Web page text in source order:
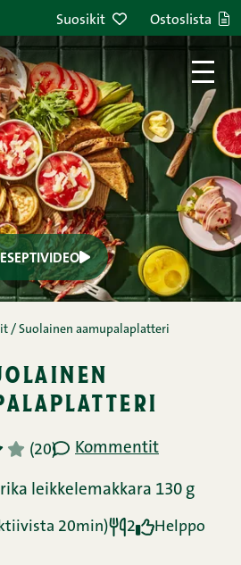
Suosikit Ostoslista
/ Suolainen aamupalaplatteri
5 (20) Kommentit
leikkelemakkara 130 g
20min) 2 Helppo